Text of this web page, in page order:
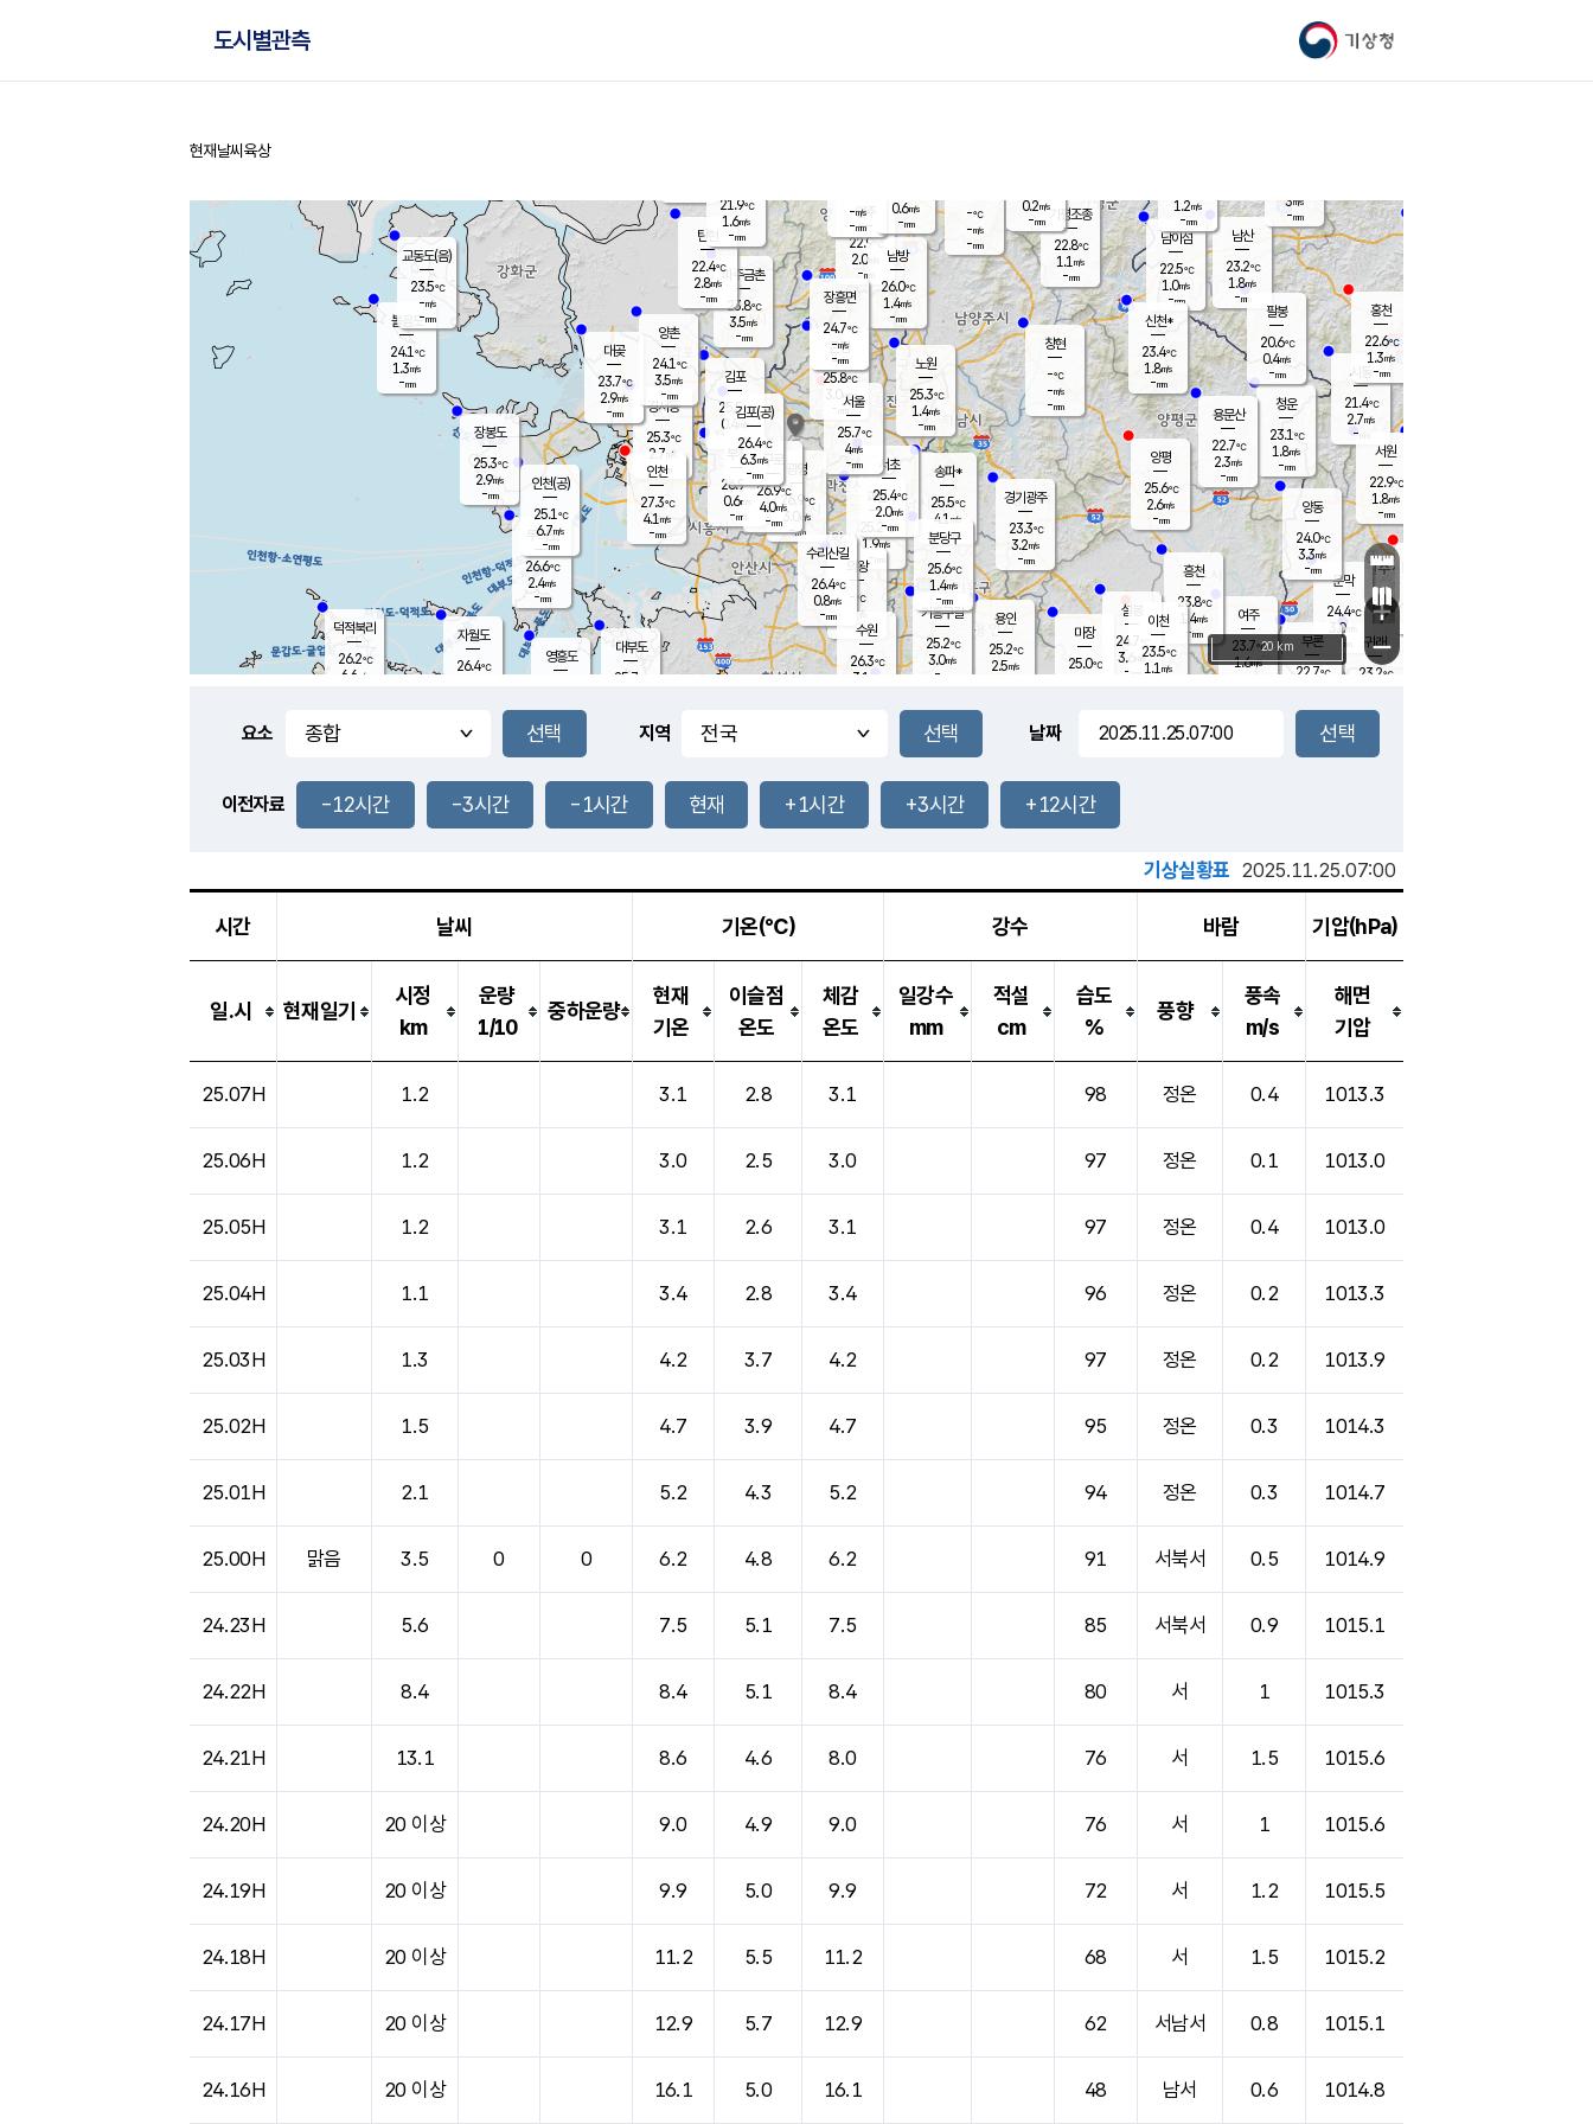
기상청
도시별관측
홈
현재날씨 육상
풍도
3.0m/s
문막
24.4℃
3.0m/s
mm
남이섬
22.5℃
1.0m/s
-mm
무의도
26.6℃
2.4m/s
-mm
영흥도
볼음도
24.1℃
1.3m/s
-mm
자월도
26.4℃
양주
22.9℃
2.0
-mm
부론
22.7℃
과천
25.2℃
1.9m/s
- mm
남산
23.2℃
1.8m/s
-mm
장봉도
25.3℃
2.9m/s
-mm
-mm
청운
23.1℃
1.8m/s
-mm
팔봉
20.6℃
0.4m/s
-mm
-mm
용인
25.2℃
2.5m/s
여주
23.7℃
1.6m/s
양동
24.0℃
3.3m/s
-mm
경기광주
23.3℃
3.2m/s
-mm
장호원
1.2m/s
-mm
25.3
℃
대부도
25.7
-
경서동
25.3℃
2.7 m/s
-mm
파주금촌
23.8℃
3.5m/s
-mm
가평조종
22.8℃
1.1 m/s
-mm
-℃
-m/s
-mm
대곶
23.7℃
2.9m/s
-mm
신천*
23.4℃
1.8m/s
-mm
창현
-℃
-m/s
-mm
탄현
22.4℃
2.8m/s
-mm
0.2m/s
-mm
25.5℃
0.6m/s
-mm
흥천
23.8℃
1.4m/s
-mm
마장
25.0℃
의왕
- ℃
m/s
mm
김포
25.5℃
0.4 m/s
mm
설봉
24.7
3.6 m/s
- mm
광명
26.9 ℃
3.0 m/s
-mm
부천
26.9℃
0.6m/s
-mm
-mm
양촌
24.1℃
3.5m/s
-mm
구로
26.9℃
4.0m/s
-mm
은평
25.8℃
3.0 m/s
- mm
노원
25.3℃
1.4m/s
-mm
송파*
25.5℃
4.1 m/s
-mm
서초
25.4℃
2.0m/s
-mm
남방
26.0℃
1.4m/s
-mm
기흥구갈
25.2℃
3.0m/s
-
수리산길
26.4℃
0.8m/s
-mm
분당구
25.6℃
1.4m/s
-mm
장흥면
24.7℃
-m/s
-mm
-m/s
-mm
시동
21.4℃
2.7m/s
- mm
귀래
23.2℃
서원
22.9℃
1.8m/s
-mm
용문산
22.7℃
2.3m/s
-mm
덕적북리
26.2℃
6.6 m/s
인천(공)
25.1℃
6.7m/s
-mm
김포(공)
26.4℃
6.3m/s
-mm
교동도(음)
23.5℃
-m/s
-mm
홍천
22.6℃
1.3m/s
-mm
이천
23.5℃
1.1 m/s
양평
25.6℃
2.6m/s
-mm
수원
26.3℃
3.1 m/s
인천
27.3℃
4.1 m/s
-mm
서울
25.7℃
4m/s
-mm
3m/s
-mm
21.9℃
1.6m/s
-mm
0.6m/s
-mm
+
−
20 km
요소 지역 날짜
이전자료 -12시간 -3시간 -1시간 현재 +1시간 +3시간 +12시간
기상실황표 2025.11.25.07:00
시간 날씨 기온(℃) 강수 바람 기압(hPa)
일.시 현재일기
시정
km
운량
1/10
중하운량
현재
기온
이슬점
온도
체감
온도
일강수
mm
적설
cm
습도
%
풍향
풍속
m/s
해면
기압
25.07H 1.2 3.1 2.8 3.1 98 정온 0.4 1013.3
25.06H 1.2 3.0 2.5 3.0 97 정온 0.1 1013.0
25.05H 1.2 3.1 2.6 3.1 97 정온 0.4 1013.0
25.04H 1.1 3.4 2.8 3.4 96 정온 0.2 1013.3
25.03H 1.3 4.2 3.7 4.2 97 정온 0.2 1013.9
25.02H 1.5 4.7 3.9 4.7 95 정온 0.3 1014.3
25.01H 2.1 5.2 4.3 5.2 94 정온 0.3 1014.7
25.00H 맑음 3.5 0 0 6.2 4.8 6.2 91 서북서 0.5 1014.9
24.23H 5.6 7.5 5.1 7.5 85 서북서 0.9 1015.1
24.22H 8.4 8.4 5.1 8.4 80 서 1 1015.3
24.21H 13.1 8.6 4.6 8.0 76 서 1.5 1015.6
24.20H 20 이상 9.0 4.9 9.0 76 서 1 1015.6
24.19H 20 이상 9.9 5.0 9.9 72 서 1.2 1015.5
24.18H 20 이상 11.2 5.5 11.2 68 서 1.5 1015.2
24.17H 20 이상 12.9 5.7 12.9 62 서남서 0.8 1015.1
24.16H 20 이상 16.1 5.0 16.1 48 남서 0.6 1014.8